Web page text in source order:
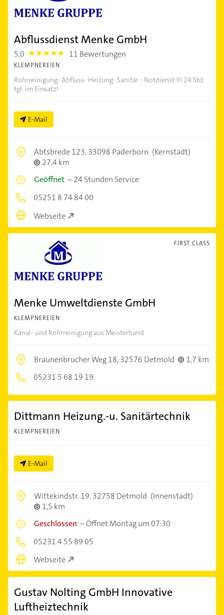
Abflussdienst Menke GmbH
5,0 5.0 11 Bewertungen
KLEMPNEREIEN
Rohrreinigung- Abfluss- Heizung- Sanitär - Notdienst !!! 24 Std.
tgl. im Einsatz!
E-Mail
Abtsbrede 123,33098 Paderborn (Kernstadt)
27,4 km
Geöffnet –24 Stunden Service
05251 8 74 84 00
Webseite
FIRST CLASS
Menke Umweltdienste GmbH
KLEMPNEREIEN
Kanal- und Rohrreinigung aus Meisterhand
Braunenbrucher Weg 18,32576 Detmold
1,7 km
05231 5 68 19 19
Dittmann Heizung.-u. Sanitärtechnik
KLEMPNEREIEN
E-Mail
Wittekindstr. 19,32758 Detmold (Innenstadt)
1,5 km
Geschlossen –Öffnet Montag um 07:30
05231 4 55 89 05
Webseite
Gustav Nolting GmbH Innovative
Luftheiztechnik